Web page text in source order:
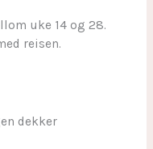
uke 14 og 28.
reisen.
dekker